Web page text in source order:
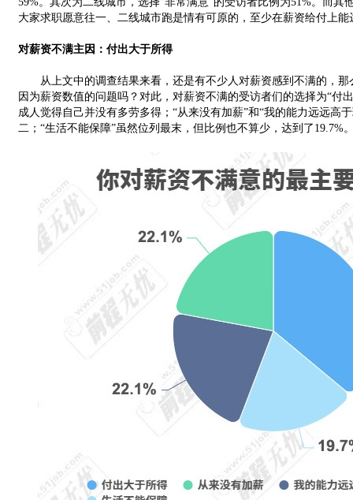
大家求职愿意往一、二线城市跑是情有可原的，至少在薪资给付上
对薪资不满主因：付出大于所得
从上文中的调查结果来看，还是有不少人对薪资感到不满的，那
因为薪资数值的问题吗？对此，对薪资不满的受访者们的选择为“付
成人觉得自己并没有多劳多得；“从来没有加薪”和“我的能力远远高
二；“生活不能保障”虽然位列最末，但比例也不算少，达到了19.7%